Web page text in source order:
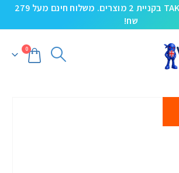
5% הנחה קופון TAKE5 בקניית 2 מוצרים. משלוח חינם מעל 279
שח!
0